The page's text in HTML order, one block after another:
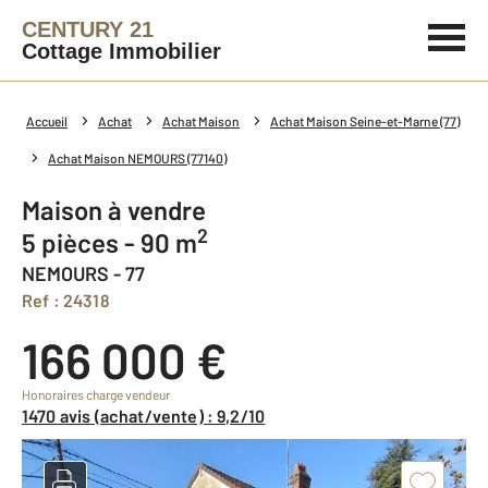
CENTURY 21
Cottage Immobilier
Accueil Achat Achat Maison Achat Maison Seine-et-Marne (77)
Achat Maison NEMOURS (77140)
Maison à vendre
5 pièces - 90 m2
NEMOURS - 77
Ref : 24318
166 000 €
Honoraires charge vendeur
1470 avis (achat/vente) : 9,2/10